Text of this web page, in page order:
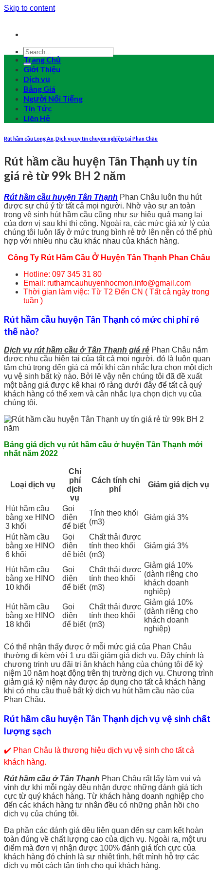
Skip to content
Trang Chủ
Giới Thiệu
Dịch vụ
Bảng Giá
Người Nổi Tiếng
Tin Tức
Liên Hệ
Rút hầm cầu Long An Dịch vụ uy tín chuyên nghiệp tại Phan Châu
Rút hầm cầu huyện Tân Thạnh uy tín
giá rẻ từ 99k BH 2 năm
Rút hầm cầu huyện Tân Thạnh Phan Châu luôn thu hút
được sự chú ý từ tất cả mọi người. Nhờ vào sự an toàn
trong vệ sinh hút hầm cầu cũng như sự hiệu quả mang lại
của đơn vị sau khi thi công. Ngoài ra, các mức giá xử lý của
chúng tôi luôn lấy ở mức trung bình rẻ trở lên nên có thể phù
hợp với nhiều nhu cầu khác nhau của khách hàng.
Công Ty Rút Hầm Cầu Ở Huyện Tân Thạnh Phan Châu
Hotline: 097 345 31 80
Email: ruthamcauhuyenhocmon.info@gmail.com
Thời gian làm việc: Từ T2 Đến CN ( Tất cả ngày trong
tuần )
Rút hầm cầu huyện Tân Thạnh có mức chi phí rẻ
thế nào?
Dịch vụ rút hầm cầu ở Tân Thạnh giá rẻ Phan Châu nắm
được nhu cầu hiện tại của tất cả mọi người, đó là luôn quan
tâm chú trọng đến giá cả mỗi khi cân nhắc lựa chọn một dịch
vụ vệ sinh bất kỳ nào. Bởi lẽ vậy nên chúng tôi đã đề xuất
một bảng giá được kê khai rõ ràng dưới đây để tất cả quý
khách hàng có thể xem và cân nhắc lựa chọn dịch vụ của
chúng tôi.
Bảng giá dịch vụ rút hầm cầu ở huyện Tân Thạnh mới
nhất năm 2022
Loại dịch vụ
Chi
phí
dịch
vụ
Cách tính chi
phí
Giảm giá dịch vụ
Hút hầm cầu
bằng xe HINO
3 khối
Gọi
điện
để biết
Tính theo khối
(m3)
Giảm giá 3%
Hút hầm cầu
bằng xe HINO
6 khối
Gọi
điện
để biết
Chất thải được
tính theo khối
(m3)
Giảm giá 3%
Hút hầm cầu
bằng xe HINO
10 khối
Gọi
điện
để biết
Chất thải được
tính theo khối
(m3)
Giảm giá 10%
(dành riêng cho
khách doanh
nghiệp)
Hút hầm cầu
bằng xe HINO
18 khối
Gọi
điện
để biết
Chất thải được
tính theo khối
(m3)
Giảm giá 10%
(dành riêng cho
khách doanh
nghiệp)
Có thể nhận thấy được ở mỗi mức giá của Phan Châu
thường đi kèm với 1 ưu đãi giảm giá dịch vụ. Đây chính là
chương trinh ưu đãi tri ân khách hàng của chúng tôi để kỷ
niệm 10 năm hoạt động trên thị trường dịch vụ. Chương trình
giảm giá kỷ niệm này được áp dụng cho tất cả khách hàng
khi có nhu cầu thuê bất kỳ dịch vụ hút hầm cầu nào của
Phan Châu.
Rút hầm cầu huyện Tân Thạnh dịch vụ vệ sinh chất
lượng sạch
✔️ Phan Châu là thương hiệu dịch vụ vệ sinh cho tất cả
khách hàng.
Rút hầm cầu ở Tân Thạnh Phan Châu rất lấy làm vui và
vinh dự khi mỗi ngày đều nhận được những đánh giá tích
cực từ quý khách hàng. Từ khách hàng doanh nghiệp cho
đến các khách hàng tư nhân đều có những phản hồi cho
dịch vụ của chúng tôi.
Đa phần các đánh giá đều liên quan đến sự cam kết hoàn
toàn đúng về chất lượng cao của dịch vụ. Ngoài ra, một ưu
điểm mà đơn vị nhận được 100% đánh giá tích cực của
khách hàng đó chính là sự nhiệt tình, hết mình hỗ trợ các
dịch vụ một cách tận tình cho quí khách hàng.